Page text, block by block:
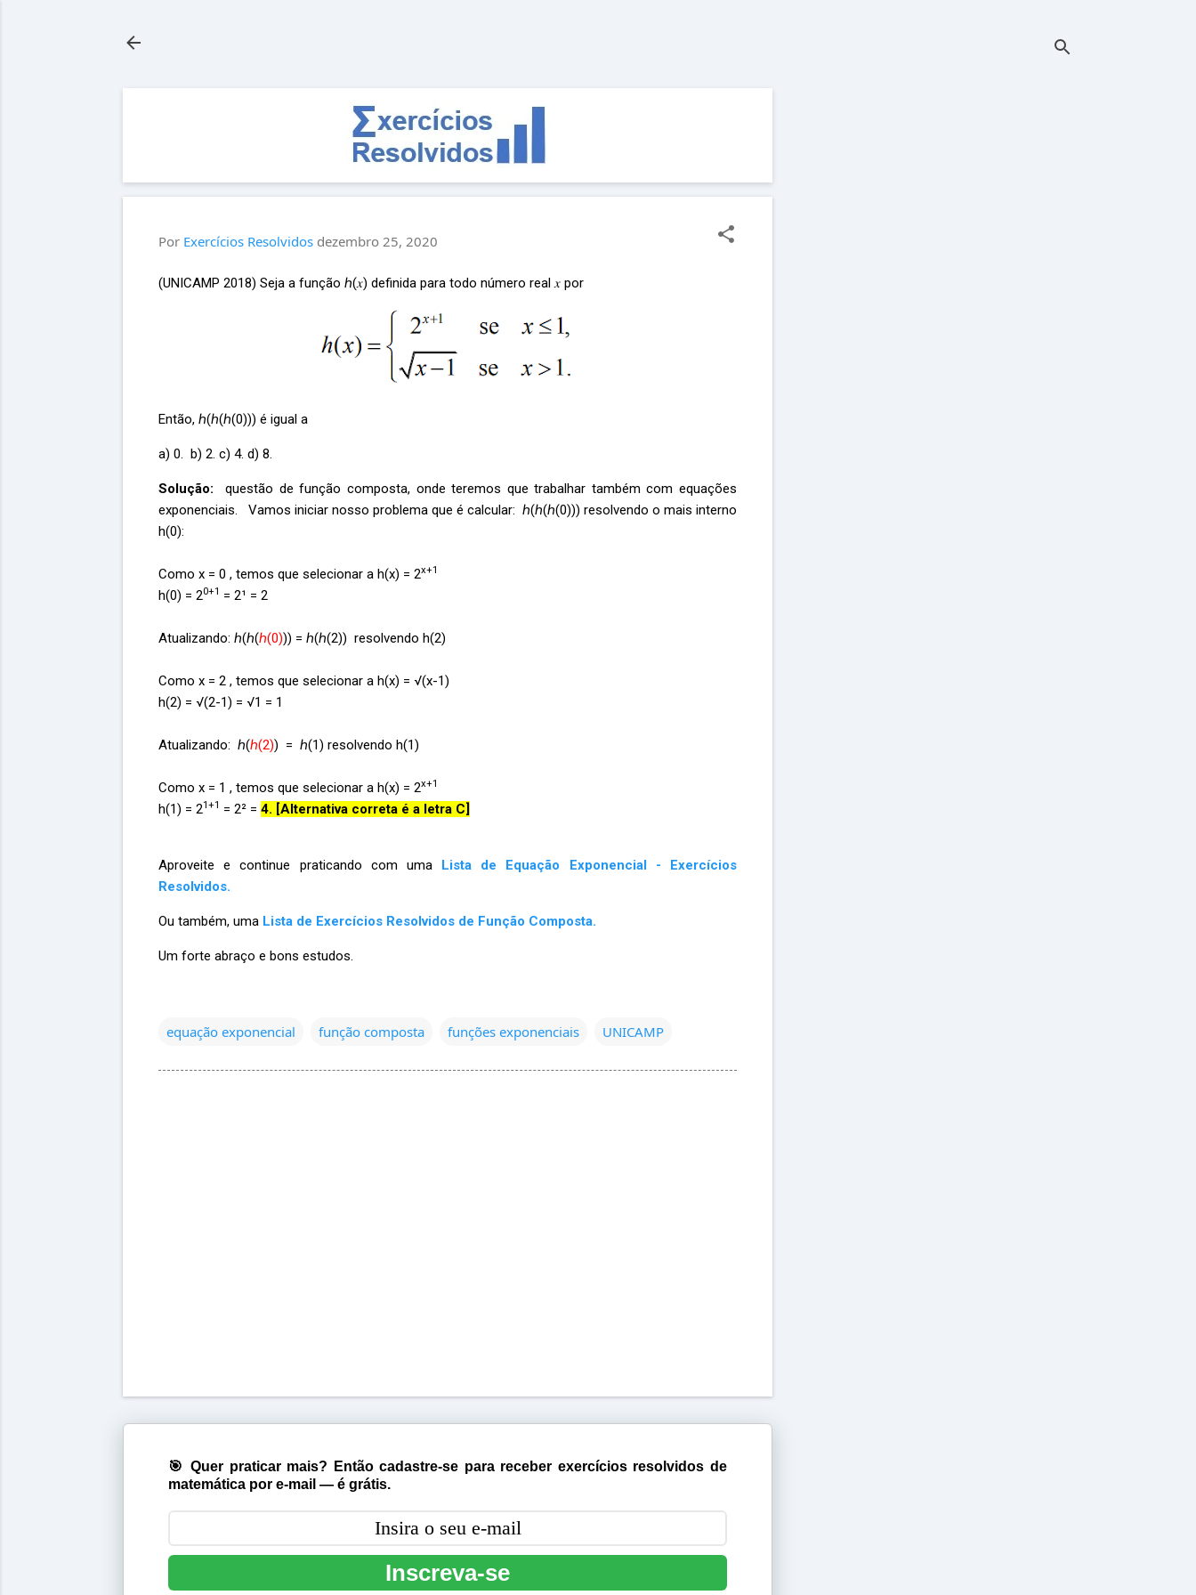
Por Exercícios Resolvidos dezembro 25, 2020
(UNICAMP 2018) Seja a função ℎ(𝑥) definida para todo número real 𝑥 por
Então, ℎ(ℎ(ℎ(0))) é igual a
a) 0. b) 2. c) 4. d) 8.
Solução:questão de função composta, onde teremos que trabalhar também com equações
exponenciais. Vamos iniciar nosso problema que é calcular: ℎ(ℎ(ℎ(0))) resolvendo o mais interno
h(0):
Como x = 0 , temos que selecionar a h(x) = 2x+1
h(0) = 20+1 = 2¹ = 2
Atualizando: ℎ(ℎ(ℎ(0))) = ℎ(ℎ(2)) resolvendo h(2)
Como x = 2 , temos que selecionar a h(x) = √(x-1)
h(2) = √(2-1) = √1 = 1
Atualizando: ℎ(ℎ(2)) = ℎ(1) resolvendo h(1)
Como x = 1 , temos que selecionar a h(x) = 2x+1
h(1) = 21+1 = 2² = 4. [Alternativa correta é a letra C]
Aproveite e continue praticando com uma Lista de Equação Exponencial - Exercícios
Resolvidos.
Ou também, uma Lista de Exercícios Resolvidos de Função Composta.
Um forte abraço e bons estudos.
equação exponencial função composta funções exponenciais UNICAMP
🎯 Quer praticar mais? Então cadastre-se para receber exercícios resolvidos de
matemática por e-mail — é grátis.
Inscreva-se